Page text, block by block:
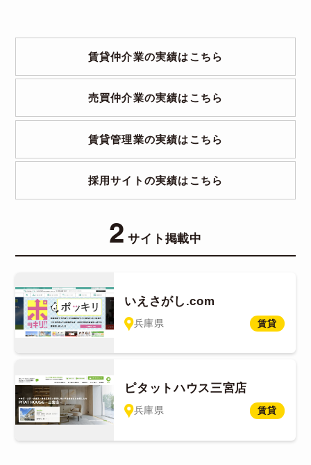
2 サイト掲載中
賃貸仲介業の実績はこちら
売買仲介業の実績はこちら
賃貸管理業の実績はこちら
採用サイトの実績はこちら
いえさがし.com
兵庫県 賃貸
ピタットハウス三宮店
兵庫県 賃貸